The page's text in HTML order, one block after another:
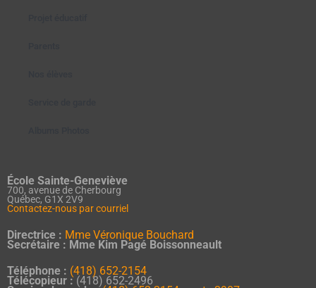
École Sainte-Geneviève
700, avenue de Cherbourg
Québec, G1X 2V9
Contactez-nous par courriel
Directrice : Mme Véronique Bouchard
Secrétaire : Mme Kim Pagé Boissonneault
Téléphone : (418) 652-2154
Télécopieur : (418) 652-2496